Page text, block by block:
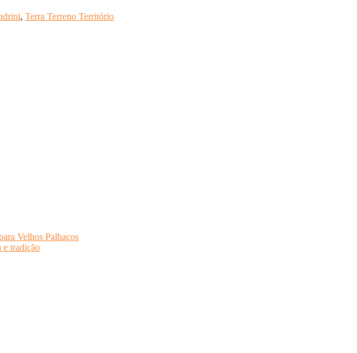
, Terra Terreno Território
Velhos Palhaços
e tradição